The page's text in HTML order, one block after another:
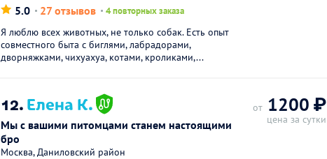
5.0 27 отзывов 4 повторных заказа
Я люблю всех животных, не только собак. Есть опыт
совместного быта с биглями, лабрадорами,
дворняжками, чихуахуа, котами, кроликами,...
12.Елена К.
Мы с вашими питомцами станем настоящими
бро
Москва, Даниловский район
от 1200 ₽
цена за сутки